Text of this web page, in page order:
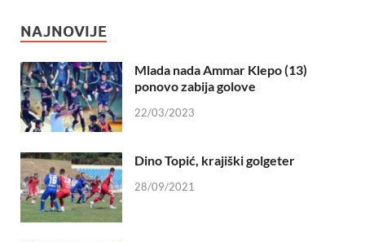
NAJNOVIJE
Mlada nada Ammar Klepo (13)
ponovo zabija golove
22/03/2023
Dino Topić, krajiški golgeter
28/09/2021